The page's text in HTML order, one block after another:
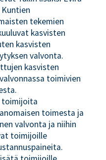
Kuntien
tekemien
kasvisten
kasvisten
valvonta.
kasvisten
toimivien
toimijoita
toimesta ja
valvonta ja niihin
toimijoille